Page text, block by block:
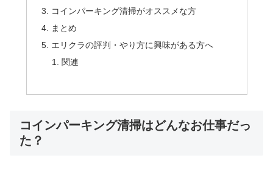
コインパーキング清掃がオススメな方
まとめ
エリクラの評判・やり方に興味がある方へ
関連
コインパーキング清掃はどんなお仕事だっ
た？